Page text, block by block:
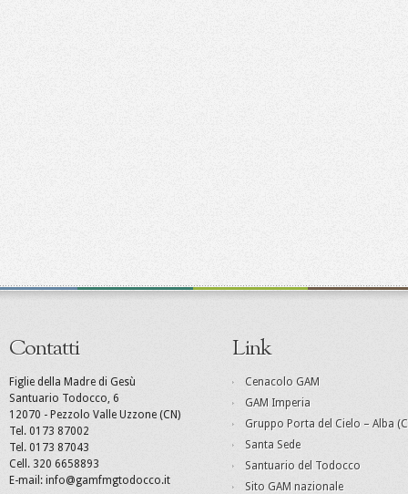
Contatti
Figlie della Madre di Gesù
Santuario Todocco, 6
12070 - Pezzolo Valle Uzzone (CN)
Tel. 0173 87002
Tel. 0173 87043
Cell. 320 6658893
E-mail: info@gamfmgtodocco.it
Link
Cenacolo GAM
GAM Imperia
Gruppo Porta del Cielo – Alba
Santa Sede
Santuario del Todocco
Sito GAM nazionale